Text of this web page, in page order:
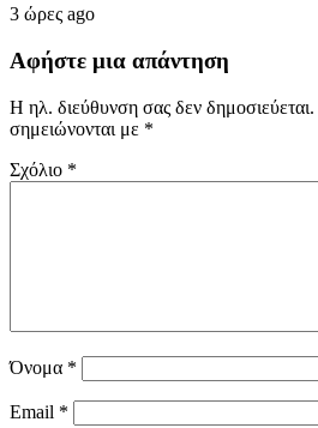
3 ώρες ago
Αφήστε μια απάντηση
Η ηλ. διεύθυνση σας δεν δημοσιεύεται.
σημειώνονται με *
Σχόλιο *
Όνομα *
Email *